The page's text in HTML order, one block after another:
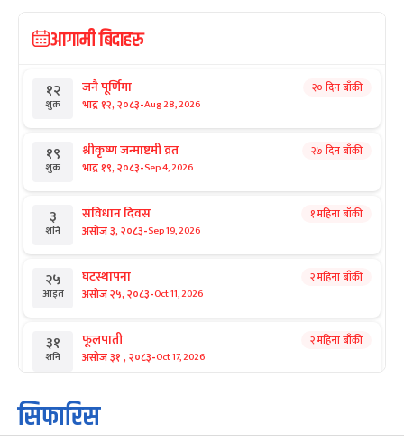
आगामी बिदाहरु
१२
शुक्र
जनै पूर्णिमा
भाद्र १२, २०८३-Aug 28, 2026
२० दिन बाँकी
१९
शुक्र
श्रीकृष्ण जन्माष्टमी व्रत
भाद्र १९, २०८३-Sep 4, 2026
२७ दिन बाँकी
३
शनि
संविधान दिवस
असोज ३, २०८३-Sep 19, 2026
१ महिना बाँकी
२५
आइत
घटस्थापना
असोज २५, २०८३-Oct 11, 2026
२ महिना बाँकी
३१
शनि
फूलपाती
असोज ३१ , २०८३-Oct 17, 2026
२ महिना बाँकी
१
आइत
कार्तिक सङ्क्रान्ति
कार्तिक १, २०८३
सिफारिस